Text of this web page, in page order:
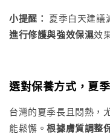
小提醒： 夏季白天建議
進行修護與強效保濕效
選對保養方式，夏
台灣的夏季長且悶熱，
能鬆懈。根據膚質調整